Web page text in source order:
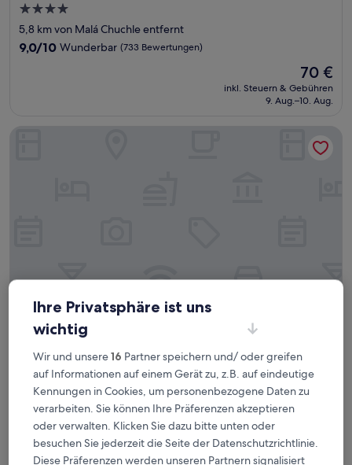
4.0-
Sterne-
Unterkunft
5,8 km von Malá Chuchle entfernt
9.0
9,0/10 Wunderbar (733 Bewertungen)
Der
Preis
beträgt
70 €
inkl. Steuern & Gebühren
9. Aug.–10. Aug.
Panorama by Verdi Hotels
Panorama by Verdi Hotels
4.5-
Sterne-
Unterkunft
4,5 km von Malá Chuchle entfernt
Hervorragend,
(1.003
Bewertungen)
8,6/10 Hervorragend (1.003 Bewertungen)
beträgt
inkl. Steuern & Gebühren
24. Aug.–25. Aug.
Panorama by Verdi Hotels
Ihre Privatsphäre ist uns
wichtig
Wir und unsere16 Partner speichern und/ oder greifen
auf Informationen auf einem Gerät zu, z.B. auf eindeutige
Kennungen in Cookies, um personenbezogene Daten zu
verarbeiten. Sie können Ihre Präferenzen akzeptieren
oder verwalten. Klicken Sie dazu bitte unten oder
besuchen Sie jederzeit die Seite der Datenschutzrichtlinie.
Diese Präferenzen werden unseren Partnern signalisiert